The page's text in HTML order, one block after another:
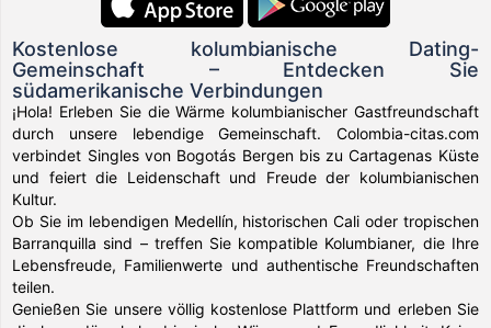
Kostenlose kolumbianische Dating-
Gemeinschaft – Entdecken Sie
südamerikanische Verbindungen
¡Hola! Erleben Sie die Wärme kolumbianischer Gastfreundschaft
durch unsere lebendige Gemeinschaft. Colombia-citas.com
verbindet Singles von Bogotás Bergen bis zu Cartagenas Küste
und feiert die Leidenschaft und Freude der kolumbianischen
Kultur.
Ob Sie im lebendigen Medellín, historischen Cali oder tropischen
Barranquilla sind – treffen Sie kompatible Kolumbianer, die Ihre
Lebensfreude, Familienwerte und authentische Freundschaften
teilen.
Genießen Sie unsere völlig kostenlose Plattform und erleben Sie